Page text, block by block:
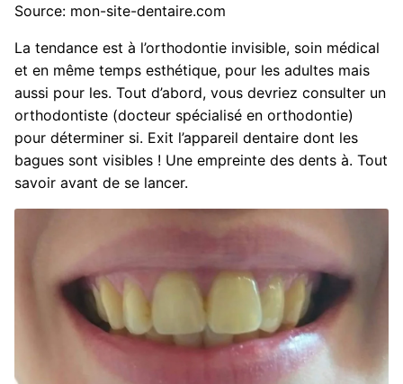
Source: mon-site-dentaire.com
La tendance est à l’orthodontie invisible, soin médical
et en même temps esthétique, pour les adultes mais
aussi pour les. Tout d’abord, vous devriez consulter un
orthodontiste (docteur spécialisé en orthodontie)
pour déterminer si. Exit l’appareil dentaire dont les
bagues sont visibles ! Une empreinte des dents à. Tout
savoir avant de se lancer.